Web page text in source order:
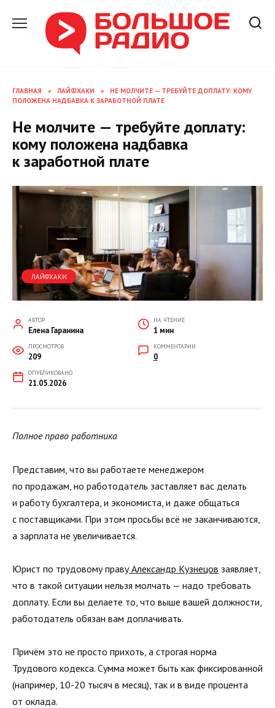
содержанию
ГЛАВНАЯ » ЛАЙФХАКИ »
НЕ МОЛЧИТЕ — ТРЕБУЙТЕ ДОПЛАТУ: КОМУ
ПОЛОЖЕНА НАДБАВКА К ЗАРАБОТНОЙ ПЛАТЕ
Не молчите — требуйте доплату:
кому положена надбавка
к заработной плате
ЛАЙФХАКИ
АВТОР
Елена Гаранина
НА ЧТЕНИЕ
1 мин
ПРОСМОТРОВ
209
КОММЕНТАРИИ
0
ОПУБЛИКОВАНО
21.05.2026
Полное право работника
Представим, что вы работаете менеджером
по продажам, но работодатель заставляет вас делать
и работу бухгалтера, и экономиста, и даже общаться
с поставщиками. При этом просьбы всё не заканчиваются,
а зарплата не увеличивается.
Юрист по трудовому правуАлександр Кузнецов заявляет,
что в такой ситуации нельзя молчать — надо требовать
доплату. Если вы делаете то, что выше вашей должности,
работодатель обязан вам доплачивать.
Причём это не просто прихоть, а строгая норма
Трудового кодекса. Сумма может быть как фиксированной
(например, 10-20 тысяч в месяц), так и в виде процента
от оклада.